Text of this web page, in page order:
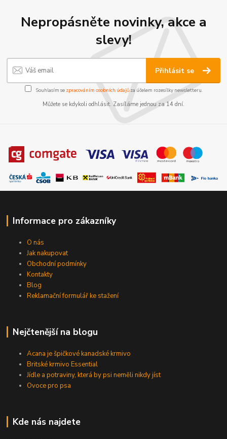
Nepropásněte novinky, akce a
slevy!
Přihlásit se
Souhlasím se zpracováním osobních údajůza účelem rozesílky newsletteru.
Můžete se kdykoli odhlásit. Zasíláme jednou za 14 dní.
Informace pro zákazníky
O nás
Jak nakupovat
Obchodní podmínky
Kontakty
Blog
Reklamační formulář ke stažení
Nejčtenější na blogu
Acana je špičkové kanadské krmivo
Britské krmivo Essential
Jídle a potraviny, která by psi neměli nikdy jíst
Ovoce pro psa
Kde nás najdete